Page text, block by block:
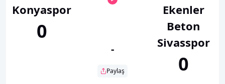
Konyaspor
0
-
Paylaş
Ekenler
Beton
Sivasspor
0